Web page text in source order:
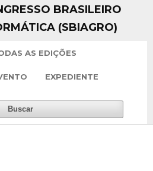
BRASILEIRO
(SBIAGRO)
AS EDIÇÕES
EXPEDIENTE
Buscar